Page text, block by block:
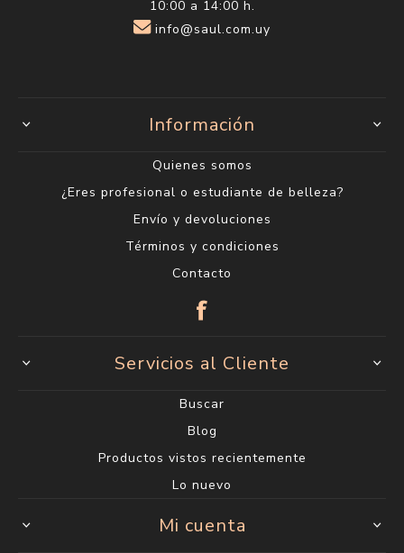
10:00 a 14:00 h.
info@saul.com.uy
Información
Quienes somos
¿Eres profesional o estudiante de belleza?
Envío y devoluciones
Términos y condiciones
Contacto
Servicios al Cliente
Buscar
Blog
Productos vistos recientemente
Lo nuevo
Mi cuenta